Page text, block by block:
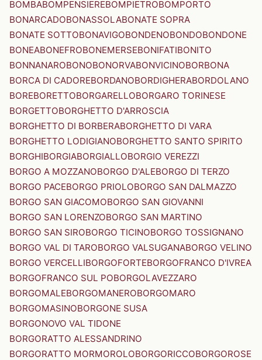
BOMBABOMPENSIEREBOMPIETROBOMPORTO
BONARCADOBONASSOLABONATE SOPRA
BONATE SOTTOBONAVIGOBONDENOBONDOBONDONE
BONEABONEFROBONEMERSEBONIFATIBONITO
BONNANAROBONOBONORVABONVICINOBORBONA
BORCA DI CADOREBORDANOBORDIGHERABORDOLANO
BOREBORETTOBORGARELLOBORGARO TORINESE
BORGETTOBORGHETTO D'ARROSCIA
BORGHETTO DI BORBERABORGHETTO DI VARA
BORGHETTO LODIGIANOBORGHETTO SANTO SPIRITO
BORGHIBORGIABORGIALLOBORGIO VEREZZI
BORGO A MOZZANOBORGO D'ALEBORGO DI TERZO
BORGO PACEBORGO PRIOLOBORGO SAN DALMAZZO
BORGO SAN GIACOMOBORGO SAN GIOVANNI
BORGO SAN LORENZOBORGO SAN MARTINO
BORGO SAN SIROBORGO TICINOBORGO TOSSIGNANO
BORGO VAL DI TAROBORGO VALSUGANABORGO VELINO
BORGO VERCELLIBORGOFORTEBORGOFRANCO D'IVREA
BORGOFRANCO SUL POBORGOLAVEZZARO
BORGOMALEBORGOMANEROBORGOMARO
BORGOMASINOBORGONE SUSA
BORGONOVO VAL TIDONE
BORGORATTO ALESSANDRINO
BORGORATTO MORMOROLOBORGORICCOBORGOROSE